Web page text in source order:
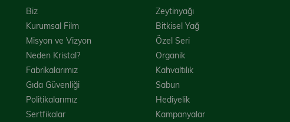
Biz
Kurumsal Film
Misyon ve Vizyon
Neden Kristal?
Fabrikalarımız
Gıda Güvenliği
Politikalarımız
Sertfikalar
Zeytinyağı
Bitkisel Yağ
Özel Seri
Organik
Kahvaltılık
Sabun
Hediyelik
Kampanyalar